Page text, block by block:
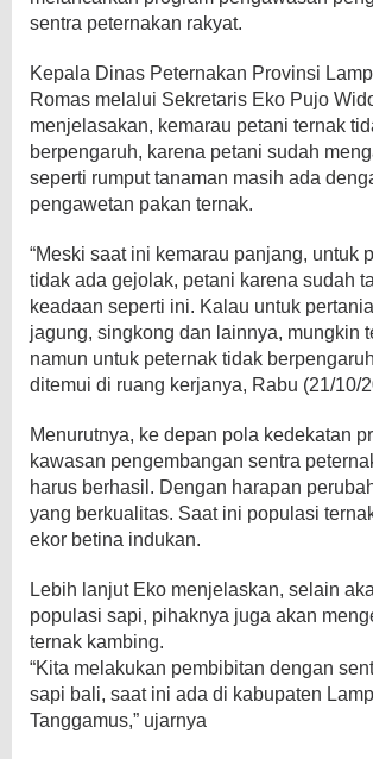
sentra peternakan rakyat.
Kepala Dinas Peternakan Provinsi
Romas melalui Sekretaris Eko Pujo
menjelasakan, kemarau petani ternak
berpengaruh, karena petani sudah
seperti rumput tanaman masih ada
pengawetan pakan ternak.
“Meski saat ini kemarau panjang, untuk
tidak ada gejolak, petani karena sudah
keadaan seperti ini. Kalau untuk
jagung, singkong dan lainnya, mungkin
namun untuk peternak tidak
ditemui di ruang kerjanya, Rabu (21/10/
Menurutnya, ke depan pola kedekatan
kawasan pengembangan sentra
harus berhasil. Dengan harapan
yang berkualitas. Saat ini populasi
ekor betina indukan.
Lebih lanjut Eko menjelaskan, selain
populasi sapi, pihaknya juga akan
ternak kambing.
“Kita melakukan pembibitan dengan
sapi bali, saat ini ada di kabupaten
Tanggamus,” ujarnya